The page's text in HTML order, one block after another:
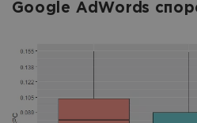
Google AdWords